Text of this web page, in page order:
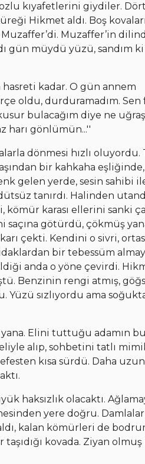
kıyafetlerini giydiler.
Hikmet aldı. Boş
Muzaffer’in
gün müydü yüzü, sandım
hasreti kadar. O gün annem
oldu, durduramadım. Sen
bulacağım diye ne
harı gönlümün...''
dönmesi hızlı oluyordu.
bir kahkaha eşliğinde,
gelen yerde, sesin sahibi
tanırdı. Halinden
kömür karası ellerini sanki
götürdü, çökmüş
çekti. Kendini o sivri,
bir tebessüm
anda o yöne çevirdi.
Benzinin rengi atmış,
Yüzü sızlıyordu ama
Elini tuttuğu adamın
alıp, sohbetini tatlı
kısa sürdü. Daha
haksızlık olacaktı.
yere doğru.
kalan kömürleri de
taşıdığı kovada. Ziyan